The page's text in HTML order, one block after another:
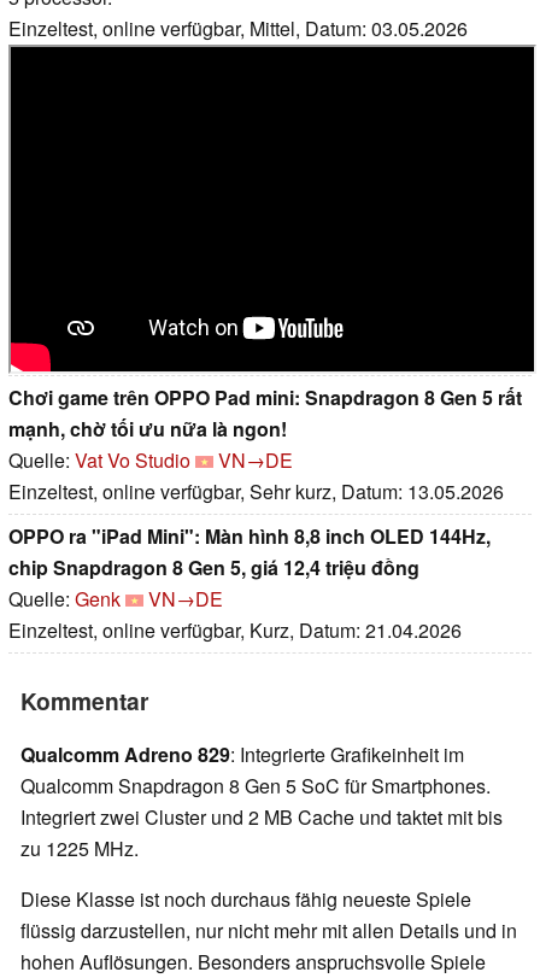
Einzeltest, online verfügbar, Mittel, Datum: 03.05.2026
Chơi game trên OPPO Pad mini: Snapdragon 8 Gen 5 rất
mạnh, chờ tối ưu nữa là ngon!
Quelle: Vat Vo Studio
VN→DE
Einzeltest, online verfügbar, Sehr kurz, Datum: 13.05.2026
OPPO ra "iPad Mini": Màn hình 8,8 inch OLED 144Hz,
chip Snapdragon 8 Gen 5, giá 12,4 triệu đồng
Quelle: Genk
VN→DE
Einzeltest, online verfügbar, Kurz, Datum: 21.04.2026
Kommentar
Qualcomm Adreno 829: Integrierte Grafikeinheit im
Qualcomm Snapdragon 8 Gen 5 SoC für Smartphones.
Integriert zwei Cluster und 2 MB Cache und taktet mit bis
zu 1225 MHz.
Diese Klasse ist noch durchaus fähig neueste Spiele
flüssig darzustellen, nur nicht mehr mit allen Details und in
hohen Auflösungen. Besonders anspruchsvolle Spiele